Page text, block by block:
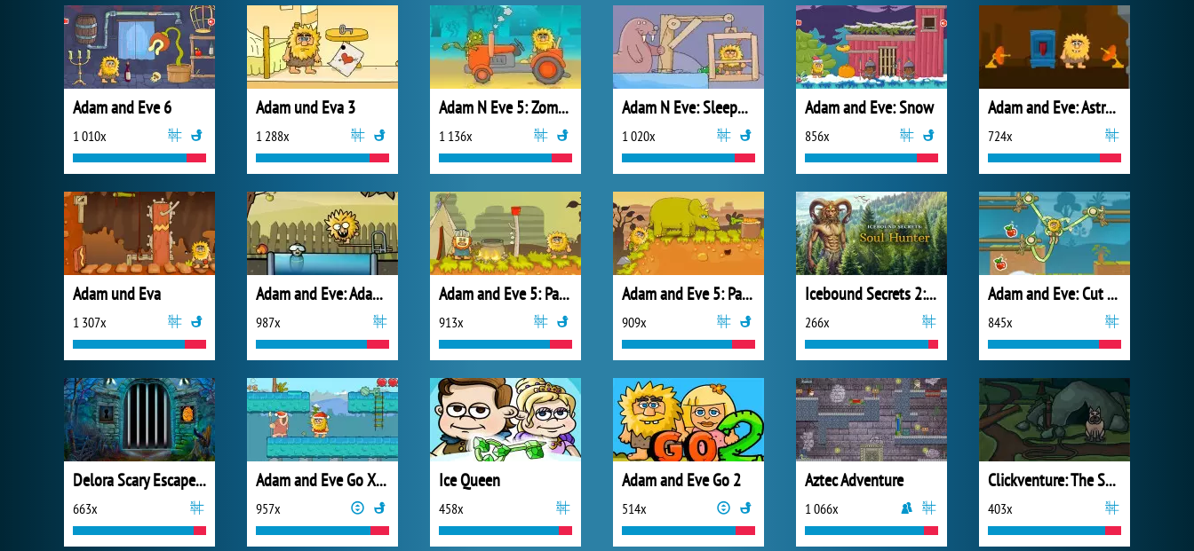
Adam and Eve 6
1 010x
Adam und Eva 3
1 288x
Adam N Eve 5: Zombies
1 136x
Adam N Eve: Sleepwalker
1 020x
Adam and Eve: Snow
856x
Adam and Eve: Astronaut
724x
Adam und Eva
1 307x
Adam and Eve: Adam the Ghost
987x
Adam and Eve 5: Part 1
913x
Adam and Eve 5: Part 2
909x
Icebound Secrets 2: Soul Hunter
266x
Adam and Eve: Cut the Ropes
845x
Delora Scary Escape: Mysteries Adventure
663x
Adam and Eve Go Xmas
957x
Ice Queen
458x
Adam and Eve Go 2
514x
Aztec Adventure
1 066x
Clickventure: The Secret Beneath
403x